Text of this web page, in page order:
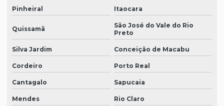
Pinheiral Itaocara
Quissamã
São José do Vale do Rio
Preto
Silva Jardim Conceição de Macabu
Cordeiro Porto Real
Cantagalo Sapucaia
Mendes Rio Claro